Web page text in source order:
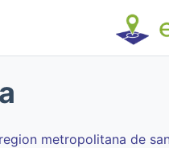
region metropolitana de